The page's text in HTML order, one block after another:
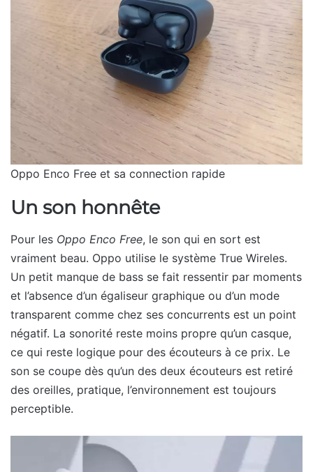
Oppo Enco Free et sa connection rapide
Un son honnête
Pour les Oppo Enco Free, le son qui en sort est
vraiment beau. Oppo utilise le système True Wireles.
Un petit manque de bass se fait ressentir par moments
et l’absence d’un égaliseur graphique ou d’un mode
transparent comme chez ses concurrents est un point
négatif. La sonorité reste moins propre qu’un casque,
ce qui reste logique pour des écouteurs à ce prix. Le
son se coupe dès qu’un des deux écouteurs est retiré
des oreilles, pratique, l’environnement est toujours
perceptible.